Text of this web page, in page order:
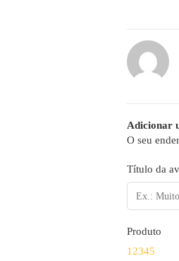
Adicionar
O seu
Título da
Produto
1 2345